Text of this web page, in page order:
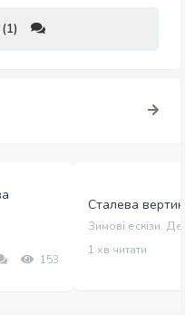
153
Сталева
Зимові ескізи.
1 хв читати